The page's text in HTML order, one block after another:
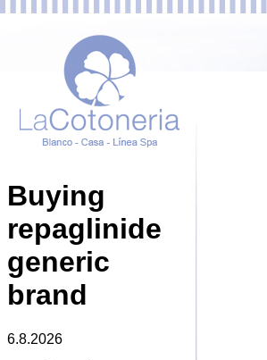
Buying
repaglinide
generic
brand
6.8.2026